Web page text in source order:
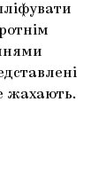
жахають.